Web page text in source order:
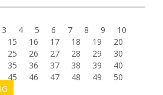
3 4 5 6 7 8 9
10
15 16 17 18 19
20
25 26 27 28 29
30
35 36 37 38 39
40
45 46 47 48 49
50